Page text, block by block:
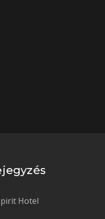
Hotel